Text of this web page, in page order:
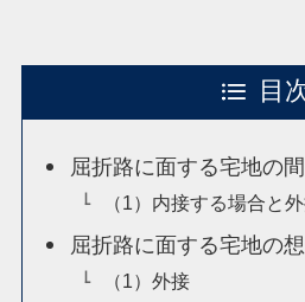
目
屈折路に面する宅地の
（1）内接する場合と
屈折路に面する宅地の
（1）外接